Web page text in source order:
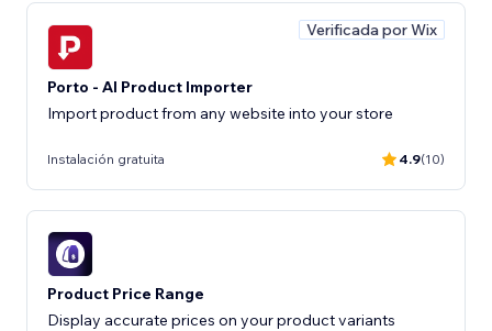
Verificada por Wix
Porto - AI Product Importer
Import product from any website into your store
Instalación gratuita 4.9(10)
Product Price Range
Display accurate prices on your product variants